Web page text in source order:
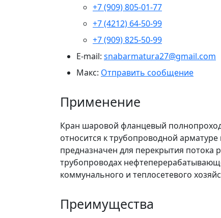
+7 (909) 805-01-77
+7 (4212) 64-50-99
+7 (909) 825-50-99
E-mail: snabarmatura27@gmail.com
Макс: Отправить сообщение
Применение
Кран шаровой фланцевый
относится к трубопроводной
предназначен для перекрытия потока
трубопроводах
коммунального и теплосетевого
Преимущества